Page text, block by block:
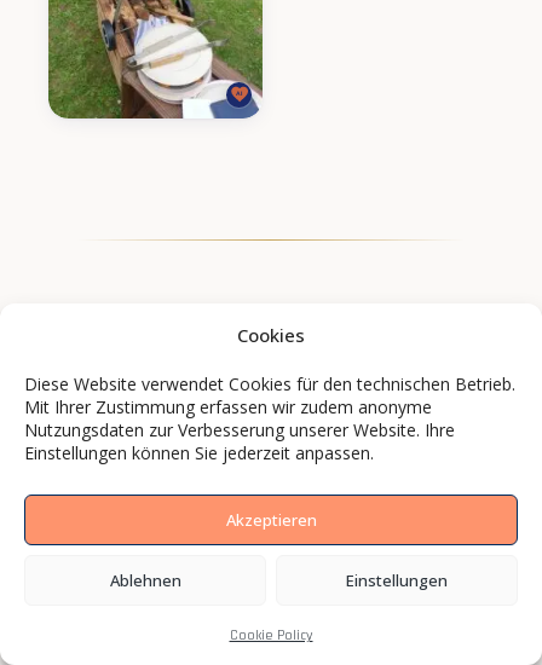
Cookies
Diese Website verwendet Cookies für den technischen Betrieb.
Mit Ihrer Zustimmung erfassen wir zudem anonyme
Nutzungsdaten zur Verbesserung unserer Website. Ihre
Einstellungen können Sie jederzeit anpassen.
Akzeptieren
Ablehnen Einstellungen
Cookie Policy